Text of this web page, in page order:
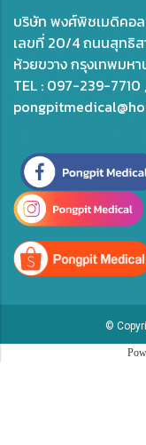
บริษัท พงศ์พิชเมดิคอ
เลขที่ 20/4 ถนนสุทธิส
ห้วยขวาง กรุงเทพมหา
TEL : 097-239-
©